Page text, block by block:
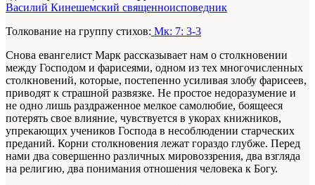
Василий Кинешемский священноисповедник
Толкование на группу стихов: Мк: 7: 3-3
Снова евангелист Марк рассказывает нам о столкновении
между Господом и фарисеями, одном из тех многочисленных
столкновений, которые, постепенно усиливая злобу фарисеев,
приводят к страшной развязке. Не простое недоразумение и
не одно лишь раздраженное мелкое самолюбие, боящееся
потерять свое влияние, чувствуется в укорах книжников,
упрекающих учеников Господа в несоблюдении старческих
преданий. Корни столкновения лежат гораздо глубже. Перед
нами два совершенно различных мировоззрения, два взгляда
на религию, два понимания отношения человека к Богу.